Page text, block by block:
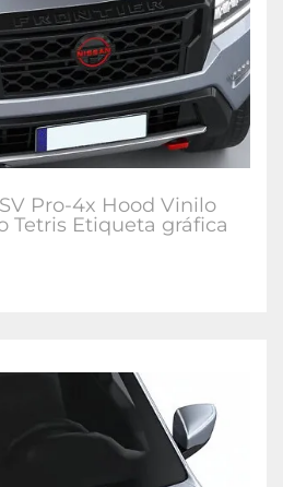
Pro-4x Hood Vinilo
Tetris Etiqueta gráfica